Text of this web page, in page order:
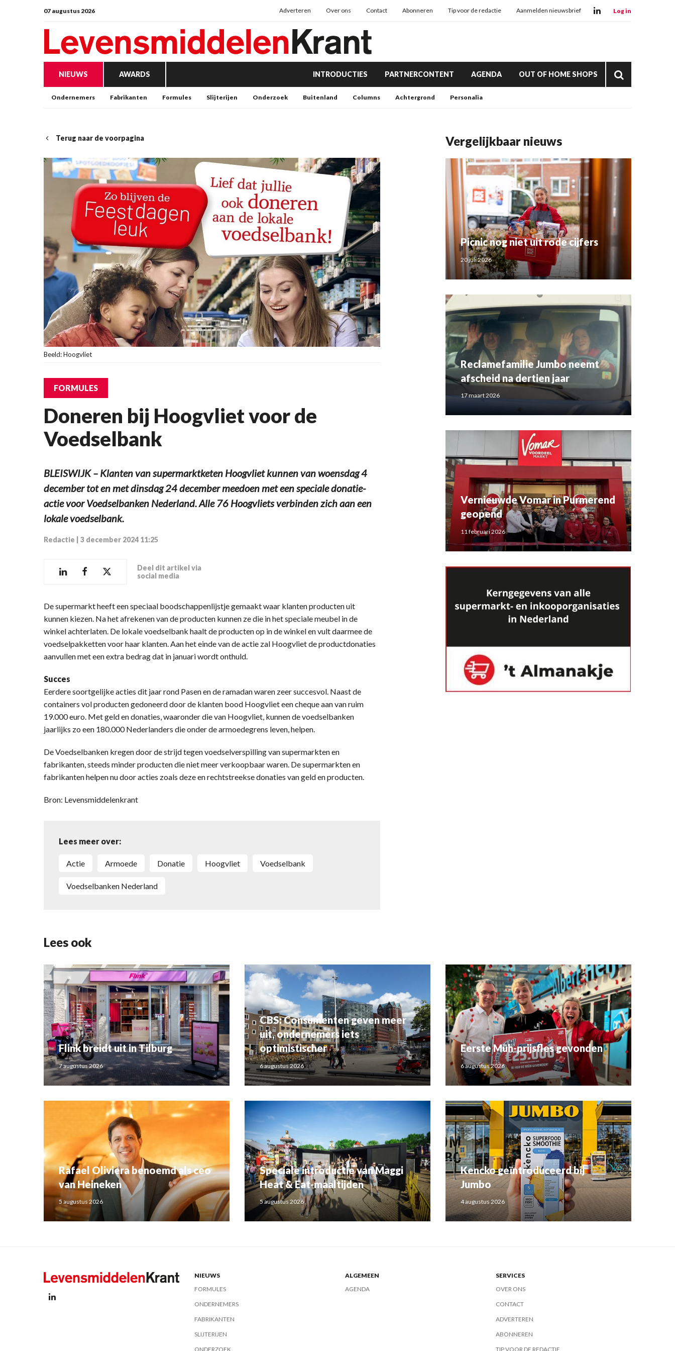
07 augustus 2026 Adverteren Over ons Contact Abonneren Tip voor de redactie Aanmelden nieuwsbrief Log in
NIEUWS AWARDS INTRODUCTIES PARTNERCONTENT AGENDA OUT OF HOME SHOPS
Ondernemers Fabrikanten Formules Slijterijen Onderzoek Buitenland Columns Achtergrond Personalia
Terug naar de voorpagina
Beeld: Hoogvliet
FORMULES
Doneren bij Hoogvliet voor de
Voedselbank
BLEISWIJK – Klanten van supermarktketen Hoogvliet kunnen van woensdag 4
december tot en met dinsdag 24 december meedoen met een speciale donatie-
actie voor Voedselbanken Nederland. Alle 76 Hoogvliets verbinden zich aan een
lokale voedselbank.
Redactie 3 december 2024 11:25
Deel dit artikel via
social media
De supermarkt heeft een speciaal boodschappenlijstje gemaakt waar klanten producten uit
kunnen kiezen. Na het afrekenen van de producten kunnen ze die in het speciale meubel in de
winkel achterlaten. De lokale voedselbank haalt de producten op in de winkel en vult daarmee de
voedselpakketten voor haar klanten. Aan het einde van de actie zal Hoogvliet de productdonaties
aanvullen met een extra bedrag dat in januari wordt onthuld.
Succes
Eerdere soortgelijke acties dit jaar rond Pasen en de ramadan waren zeer succesvol. Naast de
containers vol producten gedoneerd door de klanten bood Hoogvliet een cheque aan van ruim
19.000 euro. Met geld en donaties, waaronder die van Hoogvliet, kunnen de voedselbanken
jaarlijks zo een 180.000 Nederlanders die onder de armoedegrens leven, helpen.
De Voedselbanken kregen door de strijd tegen voedselverspilling van supermarkten en
fabrikanten, steeds minder producten die niet meer verkoopbaar waren. De supermarkten en
fabrikanten helpen nu door acties zoals deze en rechtstreekse donaties van geld en producten.
Bron: Levensmiddelenkrant
Lees meer over:
actie armoede donatie Hoogvliet voedselbank
Voedselbanken Nederland
Vergelijkbaar nieuws
Picnic nog niet uit rode cijfers
20 juli 2026
Reclamefamilie Jumbo neemt
afscheid na dertien jaar
17 maart 2026
Vernieuwde Vomar in Purmerend
geopend
11 februari 2026
Lees ook
Flink breidt uit in Tilburg
7 augustus 2026
CBS: Consumenten geven meer
uit, ondernemers iets
optimistischer
6 augustus 2026
Eerste Müh-prijsfles gevonden
6 augustus 2026
Rafael Oliviera benoemd als ceo
van Heineken
5 augustus 2026
Speciale introductie van Maggi
Heat & Eat-maaltijden
5 augustus 2026
Kencko geïntroduceerd bij
Jumbo
4 augustus 2026
NIEUWS
FORMULES
ONDERNEMERS
FABRIKANTEN
SLIJTERIJEN
ONDERZOEK
ALGEMEEN
AGENDA
SERVICES
OVER ONS
CONTACT
ADVERTEREN
ABONNEREN
TIP VOOR DE REDACTIE